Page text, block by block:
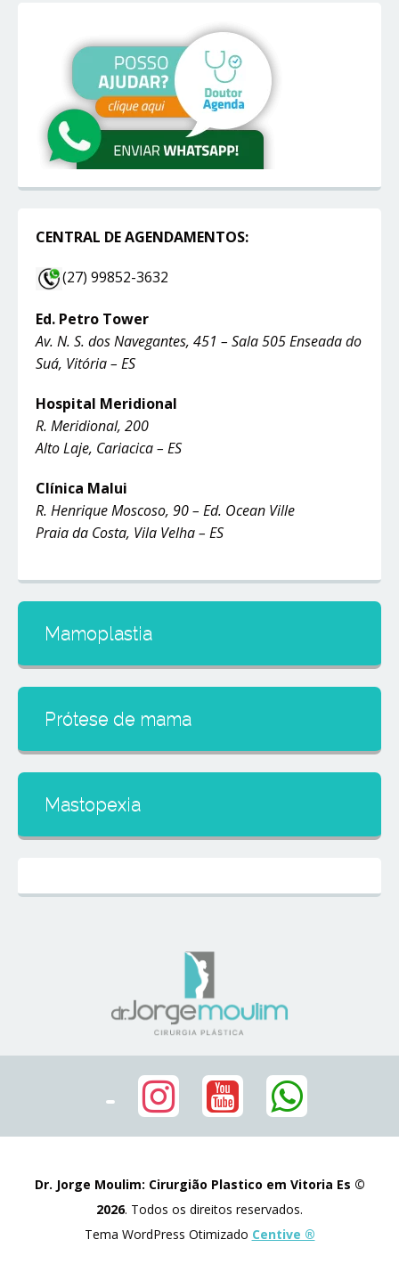
CENTRAL DE AGENDAMENTOS:
(27) 99852-3632
Ed. Petro Tower
Av. N. S. dos Navegantes, 451 – Sala 505 Enseada do
Suá, Vitória – ES
Hospital Meridional
R. Meridional, 200
Alto Laje, Cariacica – ES
Clínica Malui
R. Henrique Moscoso, 90 – Ed. Ocean Ville
Praia da Costa, Vila Velha – ES
Mamoplastia
Prótese de mama
Mastopexia
Dr. Jorge Moulim: Cirurgião Plastico em Vitoria Es ©
2026. Todos os direitos reservados.
Tema WordPress Otimizado Centive ®